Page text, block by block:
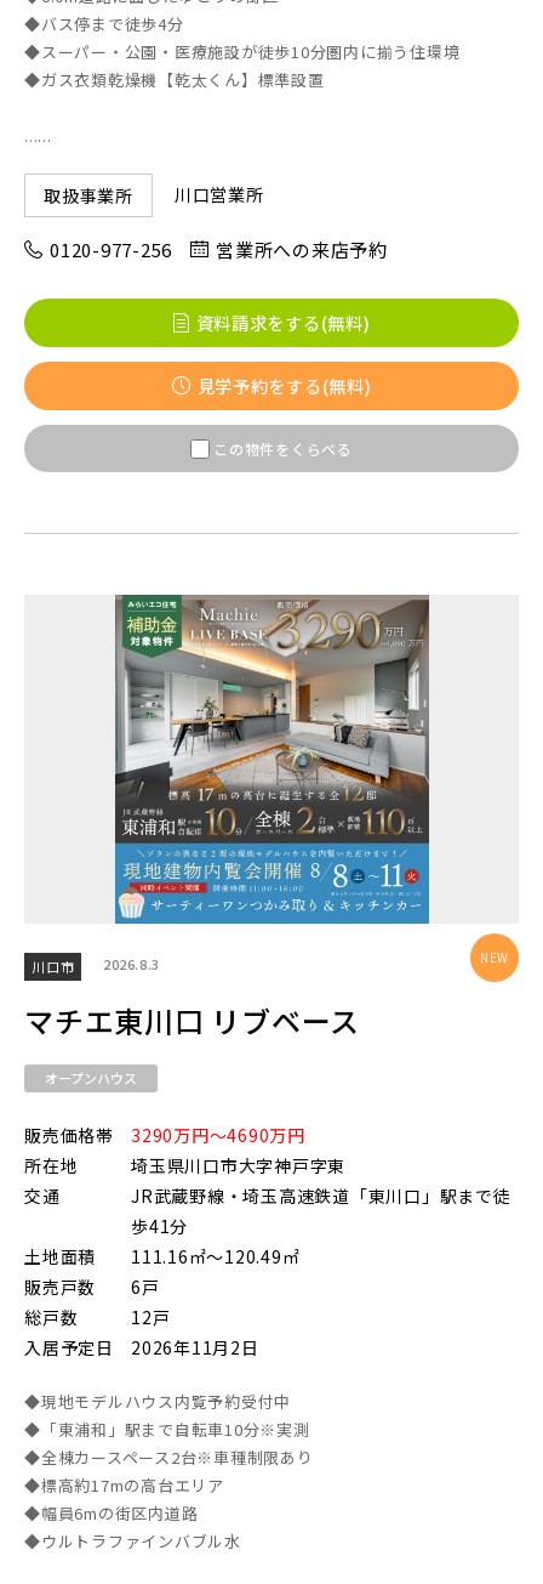
◆バス停まで徒歩4分
◆スーパー・公園・医療施設が徒歩10分圏内に揃う住環境
◆ガス衣類乾燥機【乾太くん】標準設置
......
取扱事業所 川口営業所
0120-977-256 営業所への来店予約
資料請求をする(無料)
見学予約をする(無料)
この物件をくらべる
川口市 2026.8.3
マチエ東川口 リブベース
オープンハウス
販売価格帯
3290万円～4690万円
所在地
埼玉県川口市大字神戸字東
交通
JR武蔵野線・埼玉高速鉄道「東川口」駅まで徒
歩41分
土地面積
111.16㎡～120.49㎡
販売戸数
6戸
総戸数
12戸
入居予定日
2026年11月2日
◆現地モデルハウス内覧予約受付中
◆「東浦和」駅まで自転車10分※実測
◆全棟カースペース2台※車種制限あり
◆標高約17mの高台エリア
◆幅員6mの街区内道路
◆ウルトラファインバブル水